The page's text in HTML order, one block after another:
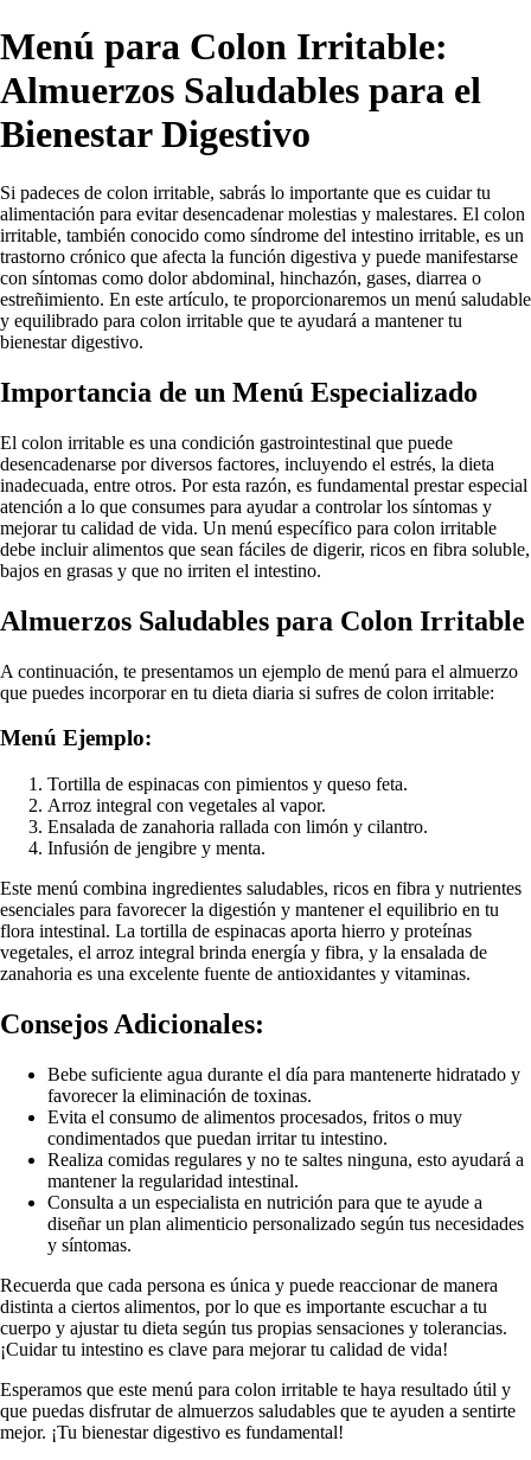
Menú para Colon Irritable:
Almuerzos Saludables para el
Bienestar Digestivo
Si padeces de colon irritable, sabrás lo importante que es cuidar tu
alimentación para evitar desencadenar molestias y malestares. El colon
irritable, también conocido como síndrome del intestino irritable, es un
trastorno crónico que afecta la función digestiva y puede manifestarse
con síntomas como dolor abdominal, hinchazón, gases, diarrea o
estreñimiento. En este artículo, te proporcionaremos un menú saludable
y equilibrado para colon irritable que te ayudará a mantener tu
bienestar digestivo.
Importancia de un Menú Especializado
El colon irritable es una condición gastrointestinal que puede
desencadenarse por diversos factores, incluyendo el estrés, la dieta
inadecuada, entre otros. Por esta razón, es fundamental prestar especial
atención a lo que consumes para ayudar a controlar los síntomas y
mejorar tu calidad de vida. Un menú específico para colon irritable
debe incluir alimentos que sean fáciles de digerir, ricos en fibra soluble,
bajos en grasas y que no irriten el intestino.
Almuerzos Saludables para Colon Irritable
A continuación, te presentamos un ejemplo de menú para el almuerzo
que puedes incorporar en tu dieta diaria si sufres de colon irritable:
Menú Ejemplo:
Tortilla de espinacas con pimientos y queso feta.
Arroz integral con vegetales al vapor.
Ensalada de zanahoria rallada con limón y cilantro.
Infusión de jengibre y menta.
Este menú combina ingredientes saludables, ricos en fibra y nutrientes
esenciales para favorecer la digestión y mantener el equilibrio en tu
flora intestinal. La tortilla de espinacas aporta hierro y proteínas
vegetales, el arroz integral brinda energía y fibra, y la ensalada de
zanahoria es una excelente fuente de antioxidantes y vitaminas.
Consejos Adicionales:
Bebe suficiente agua durante el día para mantenerte hidratado y
favorecer la eliminación de toxinas.
Evita el consumo de alimentos procesados, fritos o muy
condimentados que puedan irritar tu intestino.
Realiza comidas regulares y no te saltes ninguna, esto ayudará a
mantener la regularidad intestinal.
Consulta a un especialista en nutrición para que te ayude a
diseñar un plan alimenticio personalizado según tus necesidades
y síntomas.
Recuerda que cada persona es única y puede reaccionar de manera
distinta a ciertos alimentos, por lo que es importante escuchar a tu
cuerpo y ajustar tu dieta según tus propias sensaciones y tolerancias.
¡Cuidar tu intestino es clave para mejorar tu calidad de vida!
Esperamos que este menú para colon irritable te haya resultado útil y
que puedas disfrutar de almuerzos saludables que te ayuden a sentirte
mejor. ¡Tu bienestar digestivo es fundamental!